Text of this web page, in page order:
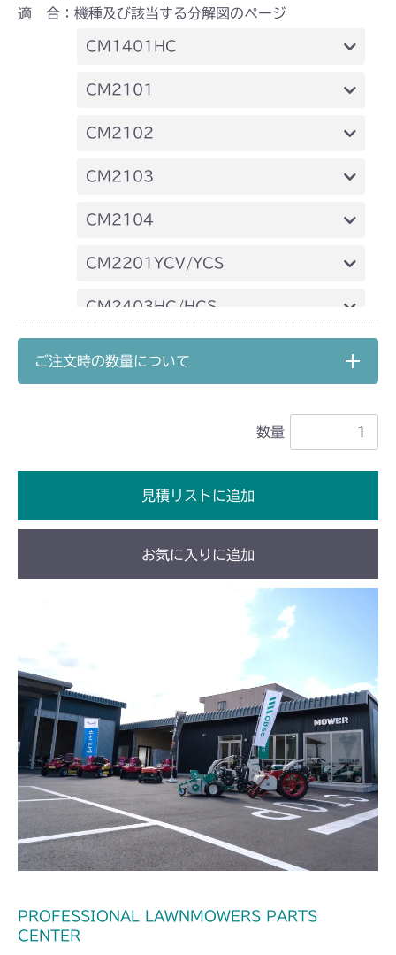
適 合：機種及び該当する分解図のページ
CM1401HC
ミッション FIG7 PTO
CM2101
本体 FIG39 刈刃リンク 1(輸出)
CM2102
本体 FIG26 刈刃リンク 1
CM2103
本体 FIG28 刈刃リンク 1
CM2104
本体 FIG25 刈刃リンク 1
CM2201YCV/YCS
ミッション FIG7 PTO
CM2403HC/HCS
ミッション FIG7 PTO
CMX2506YC/YCV/YCS
ミッション FIG7 PTO
CMX2508YC/YCS
ミッション FIG7 PTO
ご注文時の数量について
数量
見積リストに追加
お気に入りに追加
PROFESSIONAL LAWNMOWERS PARTS
CENTER